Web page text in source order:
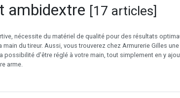
ambidextre [17 articles]
nécessite du matériel de qualité pour des résultats
du tireur. Aussi, vous trouverez chez Armurerie Gilles
possibilité d'être réglé à votre main, tout simplement en y
arme.